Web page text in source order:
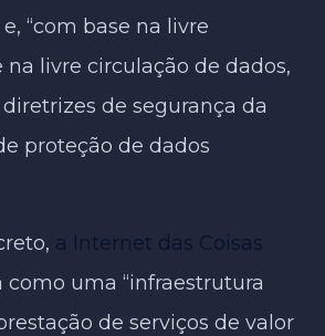
“com base na livre
na livre circulação de dados,
de segurança da
proteção de dados
a Internet das Coisas
como uma “infraestrutura
de serviços de valor